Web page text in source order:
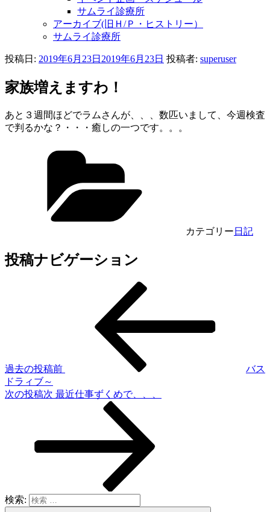
サムライ診療所
アーカイブ(旧Ｈ/Ｐ・ヒストリー）
サムライ診療所
投稿日: 2019年6月23日 2019年6月23日 投稿者: superuser
家族増えますわ！
あと３週間ほどでラムさんが、、、数匹いまして、今週検査
で判るかな？・・・癒しの一つです。。。
カテゴリー 日記
投稿ナビゲーション
過去の投稿前
バス
ドラィブ～
次の投稿次 最近仕事ずくめで、、、
検索: